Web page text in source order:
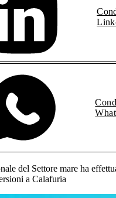
del Settore mare ha
a Calafuria